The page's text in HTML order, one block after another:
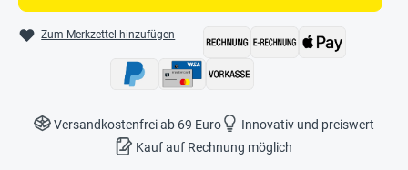
Zum Merkzettel hinzufügen
Versandkostenfrei ab 69 Euro
Innovativ und preiswert
Kauf auf Rechnung möglich